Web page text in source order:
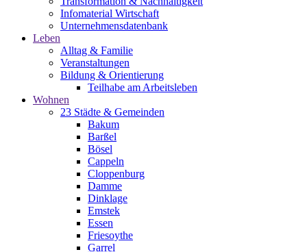
Infomaterial Wirtschaft
Unternehmensdatenbank
Leben
Alltag & Familie
Veranstaltungen
Bildung & Orientierung
Teilhabe am Arbeitsleben
Wohnen
23 Städte & Gemeinden
Bakum
Barßel
Bösel
Cappeln
Cloppenburg
Damme
Dinklage
Emstek
Essen
Friesoythe
Garrel